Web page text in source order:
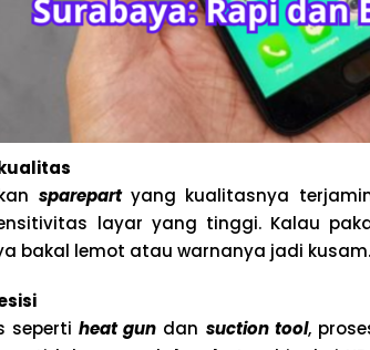
sparepartyang kualitasnya
layar yang tinggi. Kalau
bakal lemot atau warnanya jadi kusam.
sepertiheat gun dan suction tool,